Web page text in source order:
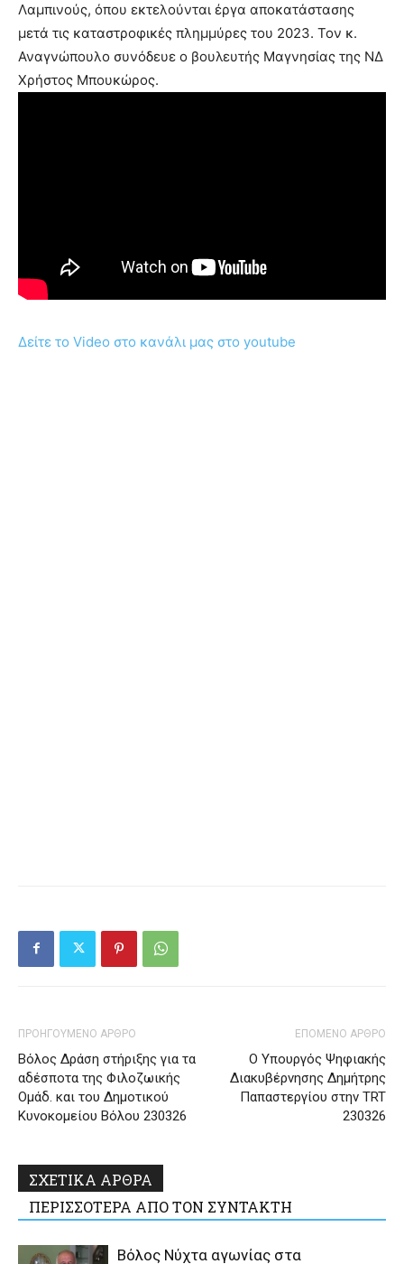
Λαμπινούς, όπου εκτελούνται έργα αποκατάστασης
μετά τις καταστροφικές πλημμύρες του 2023. Τον κ.
Αναγνώπουλο συνόδευε ο βουλευτής Μαγνησίας της ΝΔ
Χρήστος Μπουκώρος.
Δείτε το Video στο κανάλι μας στο youtube
ΠΡΟΗΓΟΥΜΕΝΟ ΑΡΘΡΟ
Βόλος Δράση στήριξης για τα
αδέσποτα της Φιλοζωικής
Ομάδ. και του Δημοτικού
Κυνοκομείου Βόλου 230326
ΕΠΟΜΕΝΟ ΑΡΘΡΟ
Ο Υπουργός Ψηφιακής
Διακυβέρνησης Δημήτρης
Παπαστεργίου στην TRT
230326
ΣΧΕΤΙΚΑ ΑΡΘΡΑ
ΠΕΡΙΣΣΟΤΕΡΑ ΑΠΟ ΤΟΝ ΣΥΝΤΑΚΤΗ
Βόλος Νύχτα αγωνίας στα